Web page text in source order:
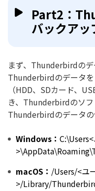
Part2：
バックア
まず、Thunderbirdのデ
Thunderbirdのデータ
（HDD、SDカード、
き、Thunderbirdのソフ
Thunderbirdのデータの
Windows：
macOS： /Users/<ユ
>/Library/